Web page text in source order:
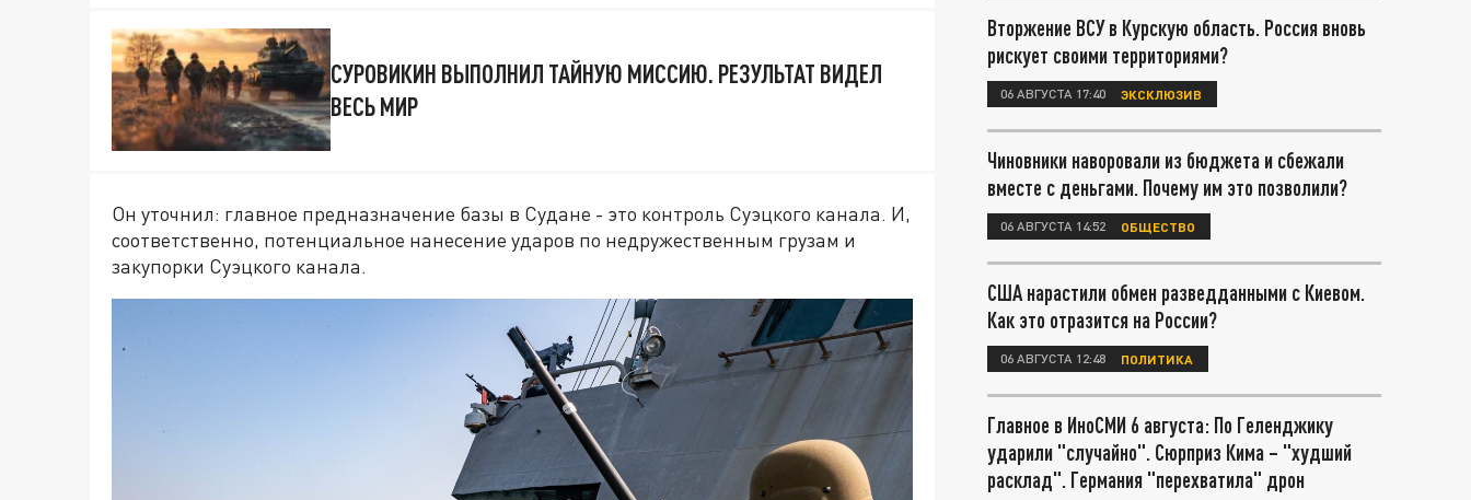
СУРОВИКИН ВЫПОЛНИЛ ТАЙНУЮ МИССИЮ. РЕЗУЛЬТАТ ВИДЕЛ
ВЕСЬ МИР
Он уточнил: главное предназначение базы в Судане - это контроль Суэцкого канала. И,
соответственно, потенциальное нанесение ударов по недружественным грузам и
закупорки Суэцкого канала.
Вторжение ВСУ в Курскую область. Россия вновь
рискует своими территориями?
06 АВГУСТА 17:40 ЭКСКЛЮЗИВ
Чиновники наворовали из бюджета и сбежали
вместе с деньгами. Почему им это позволили?
06 АВГУСТА 14:52 ОБЩЕСТВО
США нарастили обмен разведданными с Киевом.
Как это отразится на России?
06 АВГУСТА 12:48 ПОЛИТИКА
Главное в ИноСМИ 6 августа: По Геленджику
ударили "случайно". Сюрприз Кима – "худший
расклад". Германия "перехватила" дрон